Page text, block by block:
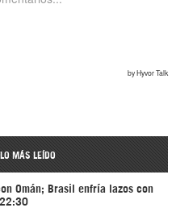
LO MÁS LEÍDO
Omán; Brasil enfría lazos con